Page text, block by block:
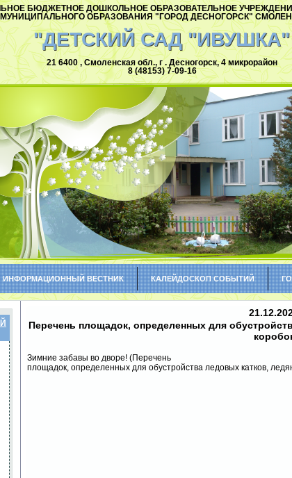
21 6400 , Смоленская обл., г . Десногорск, 4 микрорайон
8 (48153) 7-09-16
"ДЕТСКИЙ САД "ИВУШКА"
БЮДЖЕТНОЕ ДОШКОЛЬНОЕ ОБРАЗОВАТЕЛЬНОЕ
МУНИЦИПАЛЬНОГО ОБРАЗОВАНИЯ "ГОРОД ДЕСНОГОРСК"
ИНФОРМАЦИОННЫЙ ВЕСТНИК КАЛЕЙДОСКОП СОБЫТИЙ
Перечень площадок, определенных для
Зимние забавы во дворе! (Перечень
площадок, определенных для обустройства ледовых катков,